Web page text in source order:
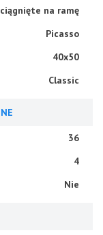
na ramę
Picasso
40x50
Classic
36
4
Nie